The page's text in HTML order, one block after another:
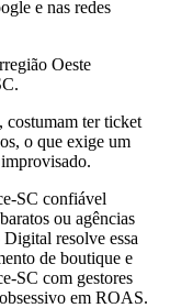
e nas redes
Oeste
costumam ter ticket
o que exige um
SC confiável
ou agências
resolve essa
de boutique e
SC com gestores
em ROAS.